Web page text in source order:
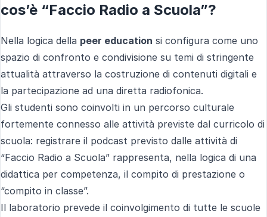
cos’è “Faccio Radio a Scuola”?
Nella logica della peer education si configura come uno
spazio di confronto e condivisione su temi di stringente
attualità attraverso la costruzione di contenuti digitali e
la partecipazione ad una diretta radiofonica.
Gli studenti sono coinvolti in un percorso culturale
fortemente connesso alle attività previste dal curricolo di
scuola: registrare il podcast previsto dalle attività di
“Faccio Radio a Scuola” rappresenta, nella logica di una
didattica per competenza, il compito di prestazione o
“compito in classe”.
Il laboratorio prevede il coinvolgimento di tutte le scuole